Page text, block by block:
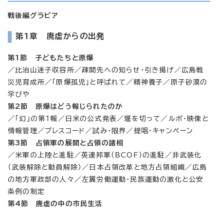
戦後編グラビア
第1章 廃虚からの出発
第1節 子どもたちと原爆
／比治山迷子収容所／疎開先への知らせ・引き揚げ／広島戦
災児育成所／「原爆孤児」と呼ばれて／精神養子／原子砂漠の
学びや
第2節 原爆はどう報じられたのか
／「幻」の第1報／日米の公式発表／堰を切って／ルポ・映像と
情報管理／プレスコード／試み・限界／提唱・キャンペーン
第3節 占領軍の展開と占領の諸相
／米軍の上陸と進駐／英連邦軍（BCOF）の進駐／非武装化
（武装解除と動員解除）／日本占領改革と地方占領組織／広島
の地方軍政部の人々／左翼労働運動・民族運動の激化と公安
条例の制定
第4節 廃虚の中の市民生活